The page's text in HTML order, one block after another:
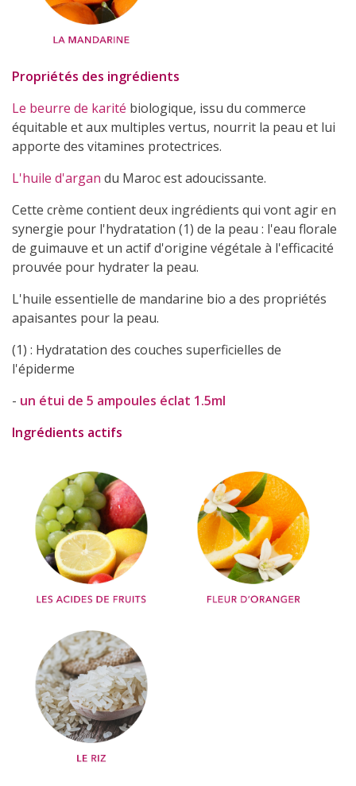
Propriétés des ingrédients
Le beurre de karité biologique, issu du commerce
équitable et aux multiples vertus, nourrit la peau et lui
apporte des vitamines protectrices.
L'huile d'argan du Maroc est adoucissante.
Cette crème contient deux ingrédients qui vont agir en
synergie pour l'hydratation (1) de la peau : l'eau florale
de guimauve et un actif d'origine végétale à l'efficacité
prouvée pour hydrater la peau.
L'huile essentielle de mandarine bio a des propriétés
apaisantes pour la peau.
(1) : Hydratation des couches superficielles de
l'épiderme
- un étui de 5 ampoules éclat 1.5ml
Ingrédients actifs